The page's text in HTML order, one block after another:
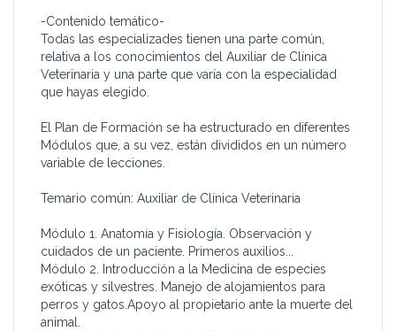
-Contenido temático-
Todas las especializades tienen una parte común,
relativa a los conocimientos del Auxiliar de Clínica
Veterinaria y una parte que varía con la especialidad
que hayas elegido.
El Plan de Formación se ha estructurado en diferentes
Módulos que, a su vez, están divididos en un número
variable de lecciones.
Temario común: Auxiliar de Clínica Veterinaria
Módulo 1. Anatomía y Fisiología. Observación y
cuidados de un paciente. Primeros auxilios...
Módulo 2. Introducción a la Medicina de especies
exóticas y silvestres. Manejo de alojamientos para
perros y gatos.Apoyo al propietario ante la muerte del
animal.